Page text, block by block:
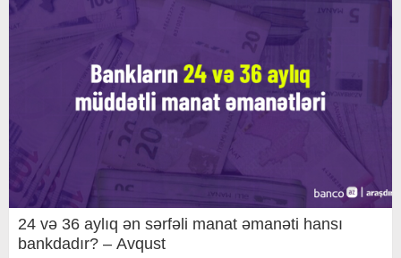
24 və 36 aylıq ən sərfəli manat əmanəti hansı
bankdadır? – Avqust